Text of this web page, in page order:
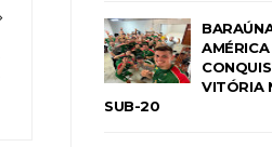
VITÓRIA
SUB-20